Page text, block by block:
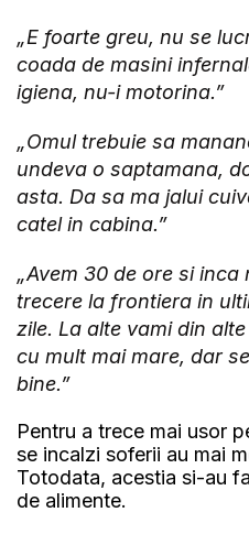
„E foarte greu, nu se
coada de masini
igiena, nu-i motorina.”
„Omul trebuie sa
undeva o saptamana,
asta. Da sa ma jalui
catel in cabina.”
„Avem 30 de ore si
trecere la frontiera in
zile. La alte vami din
cu mult mai mare, dar
bine.”
Pentru a trece mai usor
se incalzi soferii au mai
Totodata, acestia si-au
de alimente.